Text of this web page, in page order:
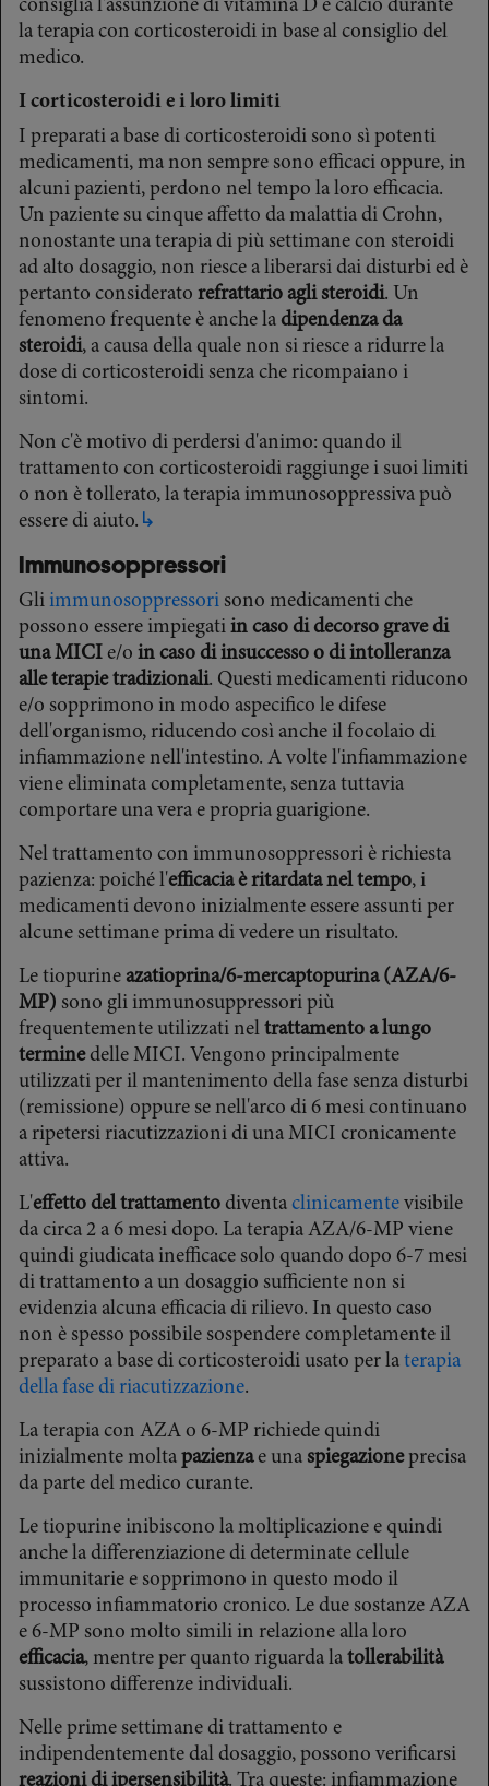
consiglia l'assunzione di vitamina D e calcio durante
la terapia con corticosteroidi in base al consiglio del
medico.
I corticosteroidi e i loro limiti
I preparati a base di corticosteroidi sono sì potenti
medicamenti, ma non sempre sono efficaci oppure, in
alcuni pazienti, perdono nel tempo la loro efficacia.
Un paziente su cinque affetto da malattia di Crohn,
nonostante una terapia di più settimane con steroidi
ad alto dosaggio, non riesce a liberarsi dai disturbi ed è
pertanto considerato refrattario agli steroidi. Un
fenomeno frequente è anche la dipendenza da
steroidi, a causa della quale non si riesce a ridurre la
dose di corticosteroidi senza che ricompaiano i
sintomi.
Non c'è motivo di perdersi d'animo: quando il
trattamento con corticosteroidi raggiunge i suoi limiti
o non è tollerato, la terapia immunosoppressiva può
essere di aiuto. ↳
Immunosoppressori
Gli immunosoppressori sono medicamenti che
possono essere impiegati in caso di decorso grave di
una MICI e/o in caso di insuccesso o di intolleranza
alle terapie tradizionali. Questi medicamenti riducono
e/o sopprimono in modo aspecifico le difese
dell'organismo, riducendo così anche il focolaio di
infiammazione nell'intestino. A volte l'infiammazione
viene eliminata completamente, senza tuttavia
comportare una vera e propria guarigione.
Nel trattamento con immunosoppressori è richiesta
pazienza: poiché l'efficacia è ritardata nel tempo, i
medicamenti devono inizialmente essere assunti per
alcune settimane prima di vedere un risultato.
Le tiopurine azatioprina/6-mercaptopurina (AZA/6-
MP) sono gli immunosuppressori più
frequentemente utilizzati nel trattamento a lungo
terminedelle MICI. Vengono principalmente
utilizzati per il mantenimento della fase senza disturbi
(remissione) oppure se nell'arco di 6 mesi continuano
a ripetersi riacutizzazioni di una MICI cronicamente
attiva.
L'effetto del trattamento diventa clinicamente visibile
da circa 2 a 6 mesi dopo. La terapia AZA/6-MP viene
quindi giudicata inefficace solo quando dopo 6-7 mesi
di trattamento a un dosaggio sufficiente non si
evidenzia alcuna efficacia di rilievo. In questo caso
non è spesso possibile sospendere completamente il
preparato a base di corticosteroidi usato per la terapia
della fase di riacutizzazione.
La terapia con AZA o 6-MP richiede quindi
inizialmente molta pazienzae una spiegazioneprecisa
da parte del medico curante.
Le tiopurine inibiscono la moltiplicazione e quindi
anche la differenziazione di determinate cellule
immunitarie e sopprimono in questo modo il
processo infiammatorio cronico. Le due sostanze AZA
e 6-MP sono molto simili in relazione alla loro
efficacia, mentre per quanto riguarda la tollerabilità
sussistono differenze individuali.
Nelle prime settimane di trattamento e
indipendentemente dal dosaggio, possono verificarsi
reazioni di ipersensibilità. Tra queste: infiammazione